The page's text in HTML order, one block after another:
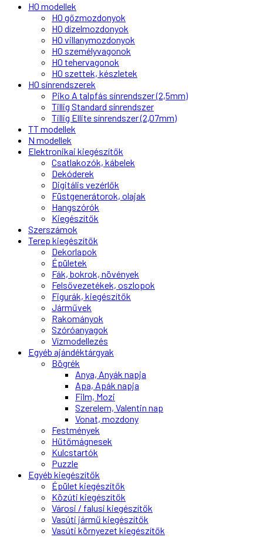
H0 modellek
H0 gőzmozdonyok
H0 dízelmozdonyok
H0 villanymozdonyok
H0 személyvagonok
H0 tehervagonok
H0 szettek, készletek
H0 sínrendszerek
Piko A talpfás sínrendszer (2,5mm)
Tillig Standard sínrendszer
Tillig Ellite sínrendszer (2,07mm)
TT modellek
N modellek
Elektronikai kiegészítők
Csatlakozók, kábelek
Dekóderek
Digitális vezérlők
Füstgenerátorok, olajak
Hangszórók
Kiegészítők
Szerszámok
Terep kiegészítők
Dekorlapok
Épületek
Fák, bokrok, növények
Felsővezetékek, oszlopok
Figurák, kiegészítők
Járművek
Rakományok
Szóróanyagok
Vízmodellezés
Egyéb ajándéktárgyak
Bögrék
Anya, Anyák napja
Apa, Apák napja
Film, Mozi
Szerelem, Valentin nap
Vonat, mozdony
Festmények
Hűtőmágnesek
Kulcstartók
Puzzle
Egyéb kiegészítők
Épület kiegészítők
Közúti kiegészítők
Városi / falusi kiegészítők
Vasúti jármű kiegészítők
Vasúti környezet kiegészítők